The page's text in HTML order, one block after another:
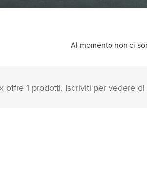
Al momento non ci
offre 1 prodotti. Iscriviti per vedere di